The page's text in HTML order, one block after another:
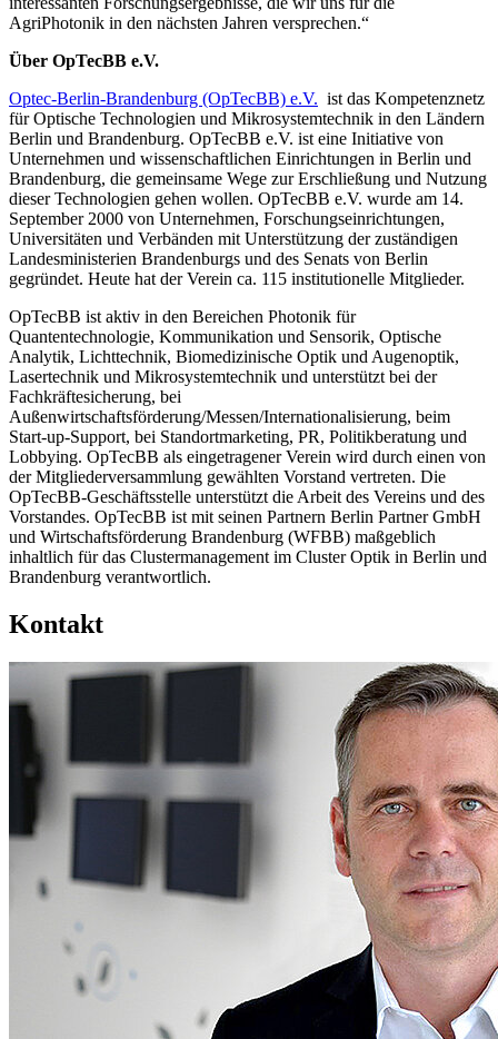
AgriPhotonik in den nächsten Jahren versprechen.“
Über OpTecBB e.V.
Optec-Berlin-Brandenburg (OpTecBB) e.V. ist das Kompetenznetz
für Optische Technologien und Mikrosystemtechnik in den Ländern
Berlin und Brandenburg. OpTecBB e.V. ist eine Initiative von
Unternehmen und wissenschaftlichen Einrichtungen in Berlin und
Brandenburg, die gemeinsame Wege zur Erschließung und Nutzung
dieser Technologien gehen wollen. OpTecBB e.V. wurde am 14.
September 2000 von Unternehmen, Forschungseinrichtungen,
Universitäten und Verbänden mit Unterstützung der zuständigen
Landesministerien Brandenburgs und des Senats von Berlin
gegründet. Heute hat der Verein ca. 115 institutionelle Mitglieder.
OpTecBB ist aktiv in den Bereichen Photonik für
Quantentechnologie, Kommunikation und Sensorik, Optische
Analytik, Lichttechnik, Biomedizinische Optik und Augenoptik,
Lasertechnik und Mikrosystemtechnik und unterstützt bei der
Fachkräftesicherung, bei
Außenwirtschaftsförderung/Messen/Internationalisierung, beim
Start-up-Support, bei Standortmarketing, PR, Politikberatung und
Lobbying. OpTecBB als eingetragener Verein wird durch einen von
der Mitgliederversammlung gewählten Vorstand vertreten. Die
OpTecBB-Geschäftsstelle unterstützt die Arbeit des Vereins und des
Vorstandes. OpTecBB ist mit seinen Partnern Berlin Partner GmbH
und Wirtschaftsförderung Brandenburg (WFBB) maßgeblich
inhaltlich für das Clustermanagement im Cluster Optik in Berlin und
Brandenburg verantwortlich.
Kontakt